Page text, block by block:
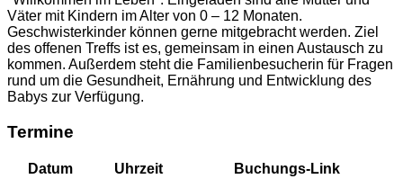
Väter mit Kindern im Alter von 0 – 12 Monaten.
Geschwisterkinder können gerne mitgebracht werden. Ziel
des offenen Treffs ist es, gemeinsam in einen Austausch zu
kommen. Außerdem steht die Familienbesucherin für Fragen
rund um die Gesundheit, Ernährung und Entwicklung des
Babys zur Verfügung.
Termine
Datum Uhrzeit
Buchungs-Link